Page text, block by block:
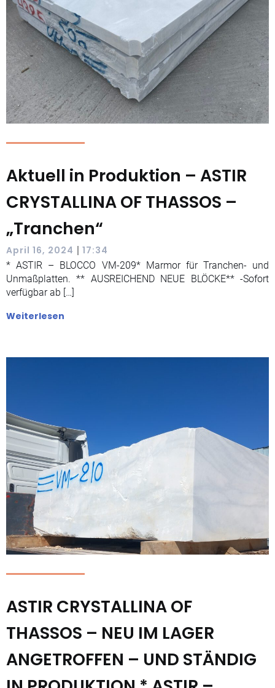
Aktuell in Produktion – ASTIR
CRYSTALLINA OF THASSOS –
„Tranchen“
April 16, 2024 | 17:34
* ASTIR – BLOCCO VM-209* Marmor für Tranchen- und
Unmaßplatten. ** AUSREICHEND NEUE BLÖCKE** -Sofort
verfügbar ab […]
Weiterlesen
ASTIR CRYSTALLINA OF
THASSOS – NEU IM LAGER
ANGETROFFEN – UND STÄNDIG